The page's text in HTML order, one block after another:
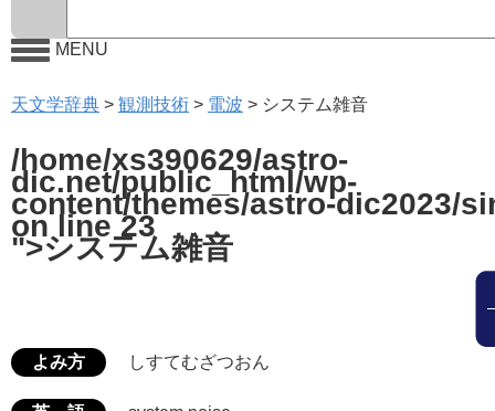
MENU
天文学辞典 > 観測技術 > 電波 > システム雑音
/home/xs390629/astro-
dic.net/public_html/wp-
content/themes/astro-dic2023/
on line 23
">システム雑音
よみ方 しすてむざつおん